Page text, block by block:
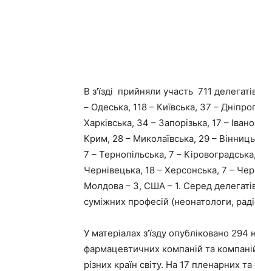
В з’їзді прийняли участь 711
– Одеська, 118 – Київська, 37 –
Харківська, 34 – Запорізька, 17 –
Крим, 28 – Миколаївська, 29 –
7 – Тернопільська, 7 –
Чернівецька, 18 – Херсонська, 7 –
Молдова – 3, CША – 1. Серед
суміжних професій (неонатологи,
У матеріалах з’їзду опубліковано
фармацевтичних компаній та
різних країн світу. На 17 пленарних